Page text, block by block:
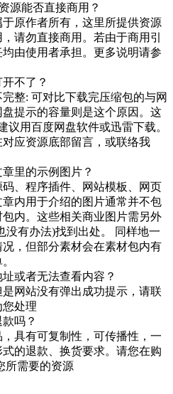
源能否直接商用？
原作者所有，这里所提供资源
请勿直接商用。若由于商用引
由使用者承担。更多说明请参
不了？
整: 可对比下载完压缩包的与网
提示的容量则是这个原因。这
议用百度网盘软件或迅雷下载。
应资源底部留言，或联络我
里的示例图片？
、程序插件、网站模板、网页
内用于介绍的图片通常并不包
内。这些相关商业图片需另外
没有办法)找到出处。 同样地一
，但部分素材会在素材包内有
或者无法查看内容？
网站没有弹出成功提示，请联
处理
吗？
具有可复制性，可传播性，一
的退款、换货要求。请您在购
所需要的资源